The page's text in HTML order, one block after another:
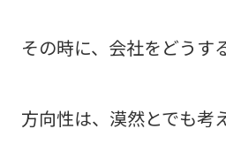
その時に、会社をどうす
方向性は、漠然とでも考